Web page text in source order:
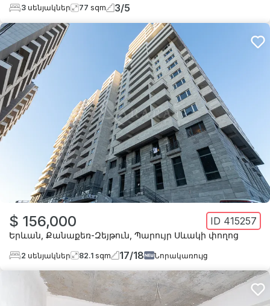
3 սենյակներ 77 sqm 3/5
$ 156,000 ID 415257
Երևան Քանաքեռ-Զեյթուն Պարույր Սևակի փողոց
2 սենյակներ 82.1 sqm 17/18 Նորակառույց